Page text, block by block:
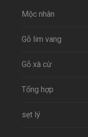
Mộc nhân
Gỗ lim vang
Gỗ xà cừ
Tổng hợp
sẹt lý